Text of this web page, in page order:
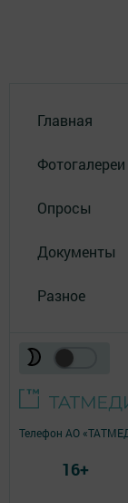
Главная
Фотогалереи
Опросы
Документы
Разное
Телефон АО
16+